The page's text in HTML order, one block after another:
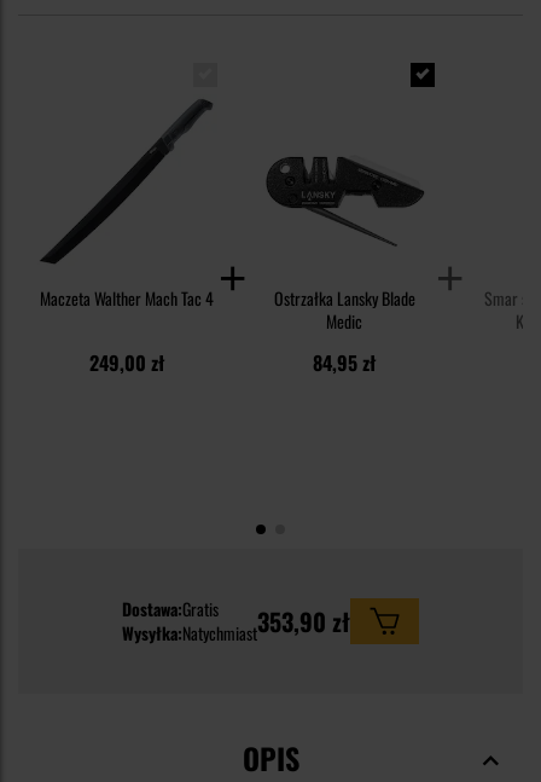
Maczeta Walther Mach Tac 4
249,00 zł
Ostrzałka Lansky Blade
Medic
84,95 zł
Smar
Dostawa:Gratis
Wysyłka:Natychmiast353,90 zł
OPIS